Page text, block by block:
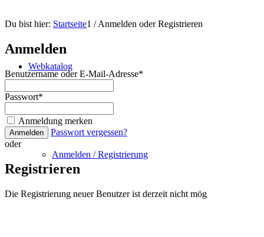
Webkatalog
Anmelden / Registrierung
Du bist hier: Startseite1 / Anmelden oder Registrieren
Anmelden
Benutzername oder E-Mail-Adresse*
Passwort*
Anmeldung merken
Anmelden
Passwort vergessen?
oder
Registrieren
Die Registrierung neuer Benutzer ist derzeit nicht mög